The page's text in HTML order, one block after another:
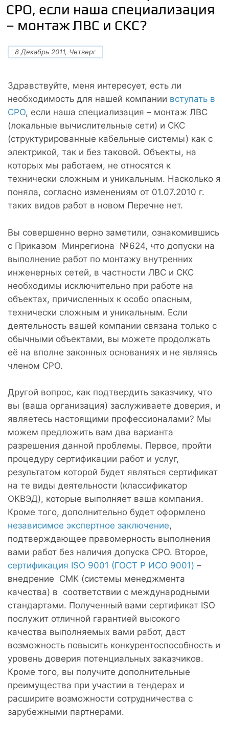
СРО, если наша специализация
– монтаж ЛВС и СКС?
8 Декабрь 2011, Четверг
Здравствуйте, меня интересует, есть ли
необходимость для нашей компании вступать в
СРО, если наша специализация – монтаж ЛВС
(локальные вычислительные сети) и СКС
(структурированные кабельные системы) как с
электрикой, так и без таковой. Объекты, на
которых мы работаем, не относятся к
технически сложным и уникальным. Насколько я
поняла, согласно изменениям от 01.07.2010 г.
таких видов работ в новом Перечне нет.
Вы совершенно верно заметили, ознакомившись
с Приказом Минрегиона №624, что допуски на
выполнение работ по монтажу внутренних
инженерных сетей, в частности ЛВС и СКС
необходимы исключительно при работе на
объектах, причисленных к особо опасным,
технически сложным и уникальным. Если
деятельность вашей компании связана только с
обычными объектами, вы можете продолжать
её на вполне законных основаниях и не являясь
членом СРО.
Другой вопрос, как подтвердить заказчику, что
вы (ваша организация) заслуживаете доверия, и
являетесь настоящими профессионалами? Мы
можем предложить вам два варианта
разрешения данной проблемы. Первое, пройти
процедуру сертификации работ и услуг,
результатом которой будет являться сертификат
на те виды деятельности (классификатор
ОКВЭД), которые выполняет ваша компания.
Кроме того, дополнительно будет оформлено
независимое экспертное заключение,
подтверждающее правомерность выполнения
вами работ без наличия допуска СРО. Второе,
сертификация ISO 9001 (ГОСТ Р ИСО 9001) –
внедрение СМК (системы менеджмента
качества) в соответствии с международными
стандартами. Полученный вами сертификат ISO
послужит отличной гарантией высокого
качества выполняемых вами работ, даст
возможность повысить конкурентоспособность и
уровень доверия потенциальных заказчиков.
Кроме того, вы получите дополнительные
преимущества при участии в тендерах и
расширите возможности сотрудничества с
зарубежными партнерами.